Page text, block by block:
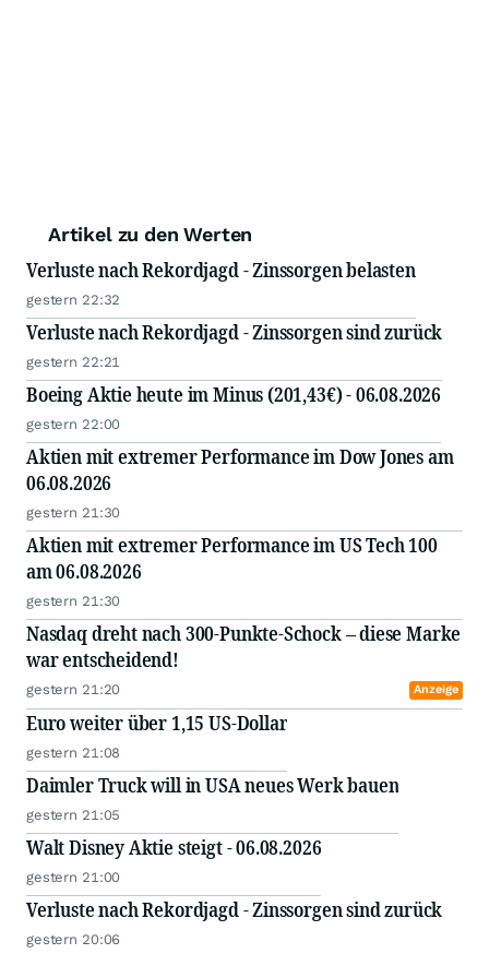
Artikel zu den Werten
Verluste nach Rekordjagd - Zinssorgen belasten
gestern 22:32
Verluste nach Rekordjagd - Zinssorgen sind zurück
gestern 22:21
Boeing Aktie heute im Minus (201,43€) - 06.08.2026
gestern 22:00
Aktien mit extremer Performance im Dow Jones am
06.08.2026
gestern 21:30
Aktien mit extremer Performance im US Tech 100
am 06.08.2026
gestern 21:30
Nasdaq dreht nach 300-Punkte-Schock – diese Marke
war entscheidend!
gestern 21:20 Anzeige
Euro weiter über 1,15 US-Dollar
gestern 21:08
Daimler Truck will in USA neues Werk bauen
gestern 21:05
Walt Disney Aktie steigt - 06.08.2026
gestern 21:00
Verluste nach Rekordjagd - Zinssorgen sind zurück
gestern 20:06